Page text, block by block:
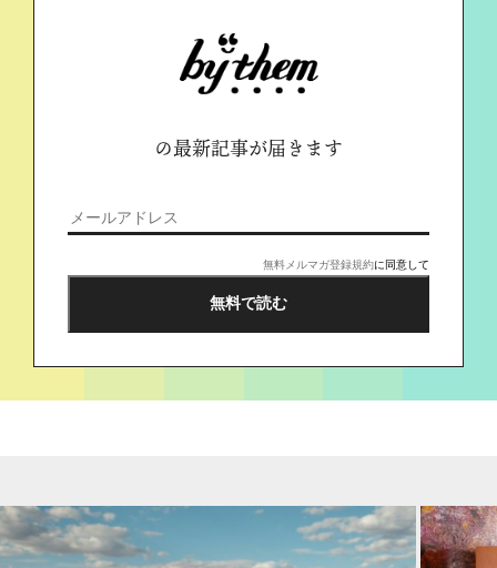
の最新記事が届きます
無料メルマガ登録規約に同意して